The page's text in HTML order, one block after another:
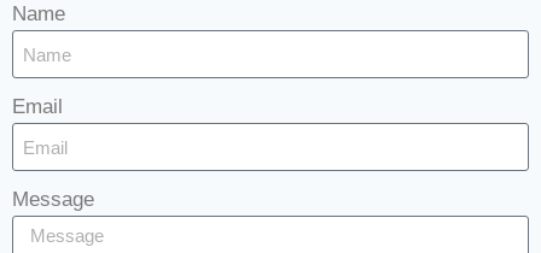
Name
Email
Message